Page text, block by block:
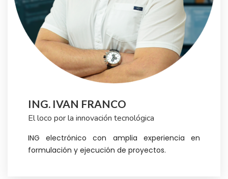
ING. IVAN FRANCO
El loco por la innovación tecnológica
ING electrónico con amplia experiencia en
formulación y ejecución de proyectos.